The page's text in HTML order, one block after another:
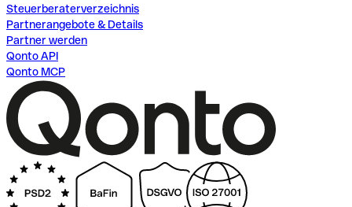
Steuerberaterverzeichnis
Partnerangebote & Details
Partner werden
Qonto API
Qonto MCP